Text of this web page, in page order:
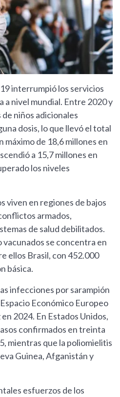
interrumpió los servicios
a nivel mundial. Entre 2020 y
niños adicionales
dosis, lo que llevó el total
máximo de 18,6 millones en
a 15,7 millones en
los niveles
viven en regiones de bajos
armados,
de salud debilitados.
vacunados se concentra en
ellos Brasil, con 452.000
básica.
infecciones por sarampión
Económico Europeo
2024. En Estados Unidos,
confirmados en treinta
mientras que la poliomielitis
Guinea, Afganistán y
esfuerzos de los